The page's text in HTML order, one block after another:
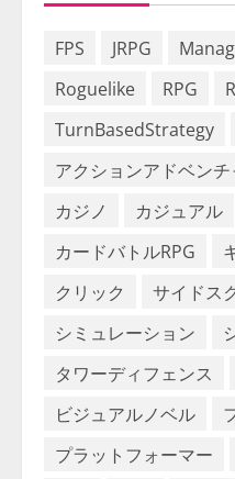
FPS JRPG
Roguelike
RPG
TurnBasedStrategy
アクションアドベンチ
カジノ
カジュアル
カードバトルRPG
クリック
サイドス
シミュレーション
タワーディフェンス
ビジュアルノベル
プラットフォーマー